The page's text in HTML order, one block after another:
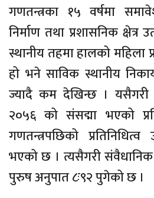
गणतन्त्रका १५ वर्षमा
निर्माण तथा प्रशासनिक
स्थानीय तहमा हालको महिला
हो भने साविक स्थानीय
ज्यादै कम देखिन्छ ।
२०५६ को संसद्मा भएको
गणतन्त्रपछिको
भएको छ । त्यसैगरी संवैधानिक
पुरुष अनुपात ८ः९२ पुगेको छ ।